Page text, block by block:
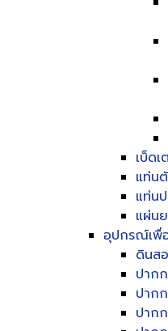
เบ็ด
แท่น
แท่น
แผ่น
อุปกรณ์เพื่
ดินส
ปาก
ปาก
ปาก